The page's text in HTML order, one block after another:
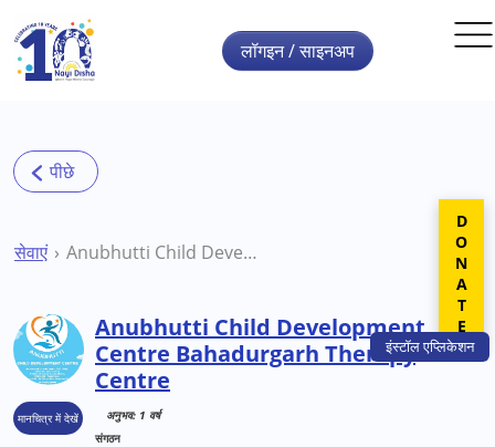
Skip to main content
इंस्टॉलएप्लिकेशन
लॉगइन / साइनअप
सेवाएं Anubhutti Child Development Centre Bahadurgarh Therapy Centre
मानचित्र में देखें
Anubhutti Child Development
Centre Bahadurgarh Therapy
Centre
अनुभव: 1 वर्ष
संगठन
DONATE